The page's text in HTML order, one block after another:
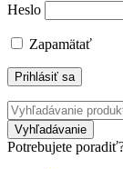
Heslo
Zapamätať
Potrebujete